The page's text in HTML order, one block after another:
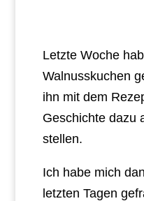
Letzte Woche
Walnusskuchen
ihn mit dem
Geschichte dazu
stellen.
Ich habe mich
letzten Tagen